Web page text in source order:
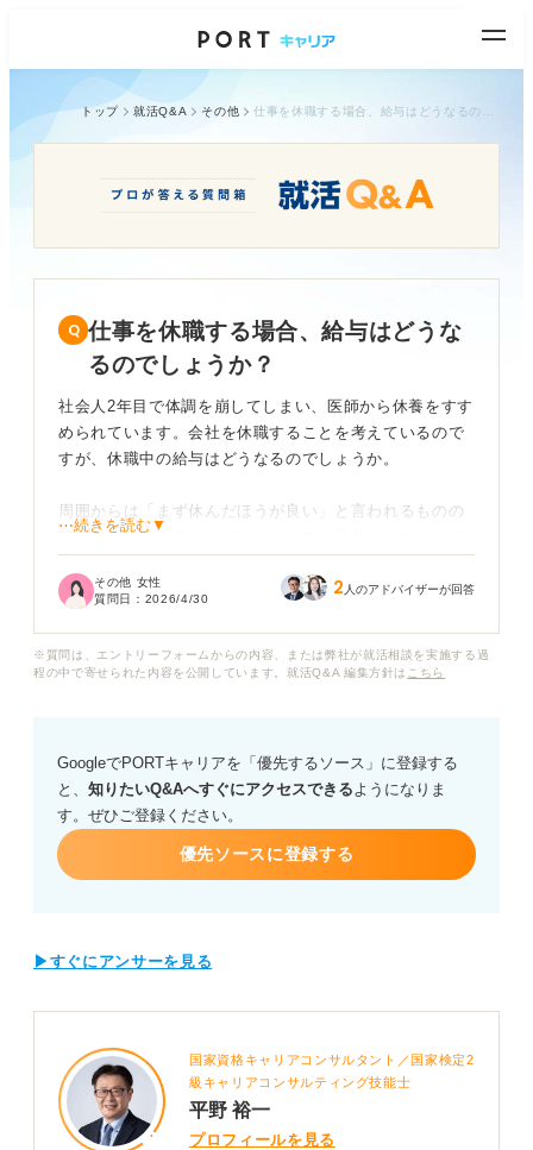
トップ 就活Q&A その他
仕事を休職する場合、給与はどうな
るのでしょうか？
社会人2年目で体調を崩してしまい、医師から休養をすす
められています。会社を休職することを考えているので
すが、休職中の給与はどうなるのでしょうか。
周囲からは「まず休んだほうが良い」と言われるものの
貯金に余裕があるわけではないので、給与が出ないので
す。
るのですが、情報が多すぎて把握しきれません。
いが必要なのかも気になっています。
⋯続きを読む▼
その他 女性
質問日： 2026/4/30 2 人のアドバイザーが回答
※質問は、エントリーフォームからの内容、または弊社が就活相談を実施する過
程の中で寄せられた内容を公開しています。就活Q&A 編集方針は こちら
GoogleでPORTキャリアを「優先するソース」に登録する
と、 知りたいQ&Aへすぐにアクセスできるようになりま
す。ぜひご登録ください。
優先ソースに登録する
▶すぐにアンサーを見る
国家資格キャリアコンサルタント／国家検定2
級キャリアコンサルティング技能士
平野 裕一
プロフィールを見る